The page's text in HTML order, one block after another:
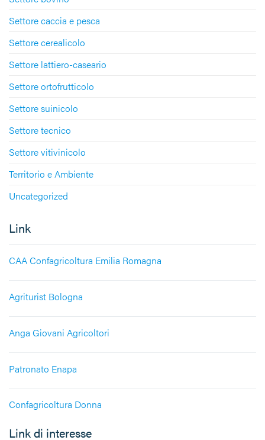
Settore caccia e pesca
Settore cerealicolo
Settore lattiero-caseario
Settore ortofrutticolo
Settore suinicolo
Settore tecnico
Settore vitivinicolo
Territorio e Ambiente
Uncategorized
Link
CAA Confagricoltura Emilia Romagna
Agriturist Bologna
Anga Giovani Agricoltori
Patronato Enapa
Confagricoltura Donna
Link di interesse